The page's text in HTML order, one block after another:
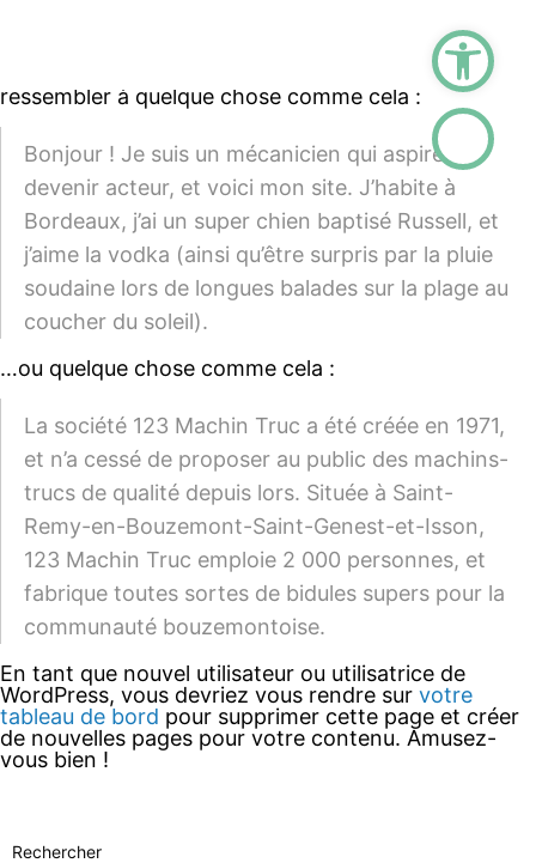
commencent par une page « À propos » qui les
présente aux personnes visitant le site. Cela pourrait
ressembler à quelque chose comme cela :
Bonjour ! Je suis un mécanicien qui aspire à
devenir acteur, et voici mon site. J’habite à
Bordeaux, j’ai un super chien baptisé Russell, et
j’aime la vodka (ainsi qu’être surpris par la pluie
soudaine lors de longues balades sur la plage au
coucher du soleil).
…ou quelque chose comme cela :
La société 123 Machin Truc a été créée en 1971,
et n’a cessé de proposer au public des machins-
trucs de qualité depuis lors. Située à Saint-
Remy-en-Bouzemont-Saint-Genest-et-Isson,
123 Machin Truc emploie 2 000 personnes, et
fabrique toutes sortes de bidules supers pour la
communauté bouzemontoise.
En tant que nouvel utilisateur ou utilisatrice de
WordPress, vous devriez vous rendre sur votre
tableau de bord pour supprimer cette page et créer
de nouvelles pages pour votre contenu. Amusez-
vous bien !
Rechercher
Ouvrir la barre